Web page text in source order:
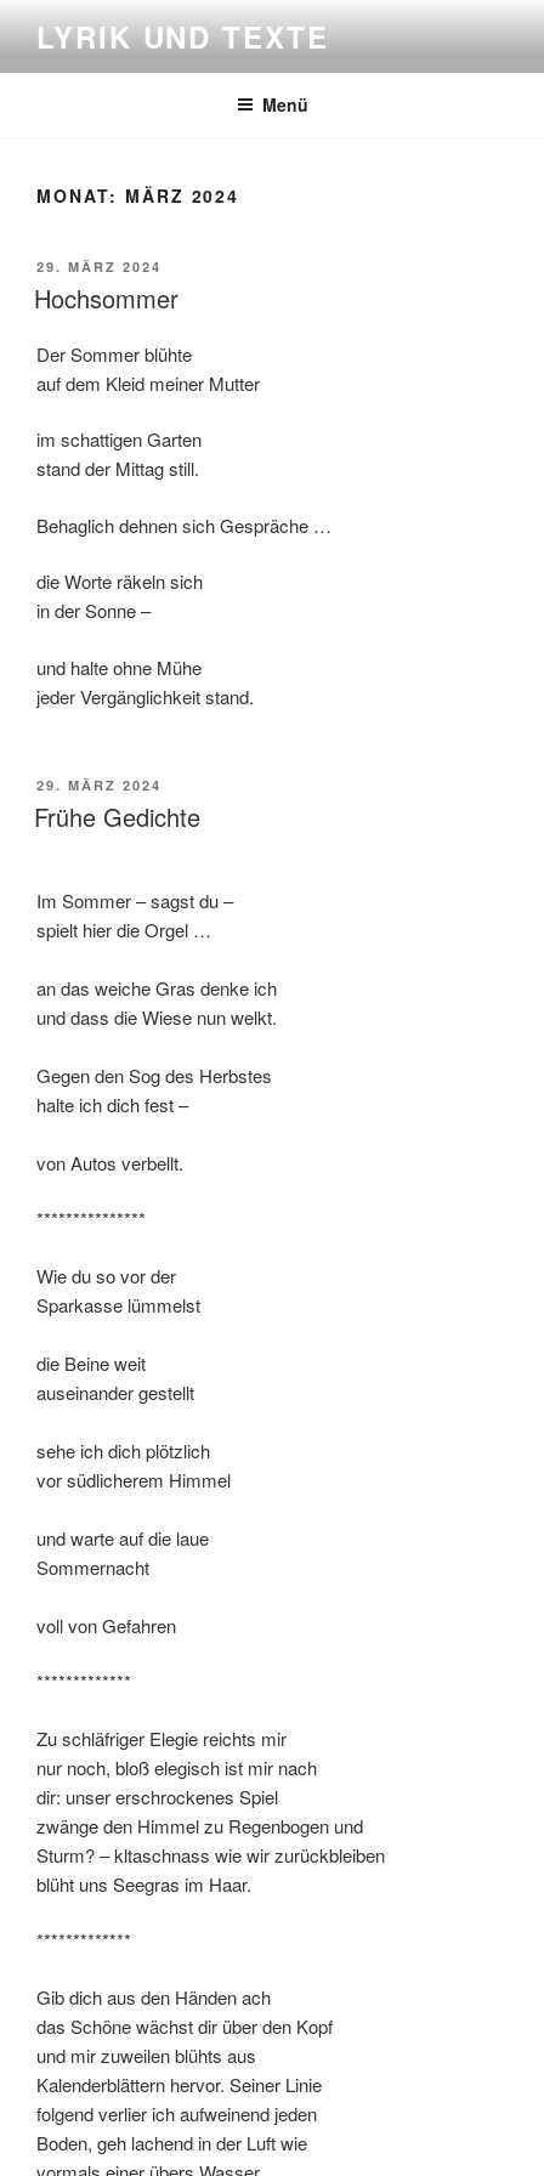
springen
LYRIK UND TEXTE
Menü
MONAT: MÄRZ 2024
VERÖFFENTLICHT
AM
29. MÄRZ 2024
Hochsommer
Der Sommer blühte
auf dem Kleid meiner Mutter
im schattigen Garten
stand der Mittag still.
Behaglich dehnen sich Gespräche …
die Worte räkeln sich
in der Sonne –
und halte ohne Mühe
jeder Vergänglichkeit stand.
VERÖFFENTLICHT
AM
29. MÄRZ 2024
Frühe Gedichte
Im Sommer – sagst du –
spielt hier die Orgel …
an das weiche Gras denke ich
und dass die Wiese nun welkt.
Gegen den Sog des Herbstes
halte ich dich fest –
von Autos verbellt.
***************
Wie du so vor der
Sparkasse lümmelst
die Beine weit
auseinander gestellt
sehe ich dich plötzlich
vor südlicherem Himmel
und warte auf die laue
Sommernacht
voll von Gefahren
*************
Zu schläfriger Elegie reichts mir
nur noch, bloß elegisch ist mir nach
dir: unser erschrockenes Spiel
zwänge den Himmel zu Regenbogen und
Sturm? – kltaschnass wie wir zurückbleiben
blüht uns Seegras im Haar.
*************
Gib dich aus den Händen ach
das Schöne wächst dir über den Kopf
und mir zuweilen blühts aus
Kalenderblättern hervor. Seiner Linie
folgend verlier ich aufweinend jeden
Boden, geh lachend in der Luft wie